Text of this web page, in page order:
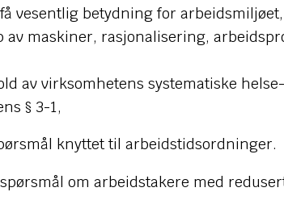
vesentlig betydning for
maskiner, rasjonalisering,
av virksomhetens systematiske
§ 3-1,
knyttet til arbeidstidsordninger.
om arbeidstakere med